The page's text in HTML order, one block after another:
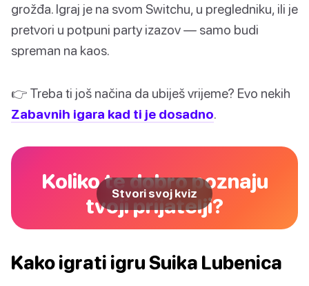
grožđa. Igraj je na svom Switchu, u pregledniku, ili je
pretvori u potpuni party izazov — samo budi
spreman na kaos.
👉 Treba ti još načina da ubiješ vrijeme? Evo nekih
Zabavnih igara kad ti je dosadno.
Koliko te dobro poznaju
tvoji prijatelji?
Stvori svoj kviz
Kako igrati igru Suika Lubenica